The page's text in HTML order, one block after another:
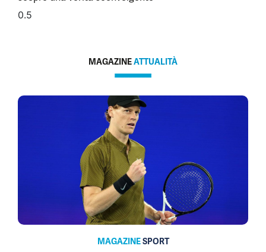
MAGAZINEATTUALITÀ
MAGAZINESPORT